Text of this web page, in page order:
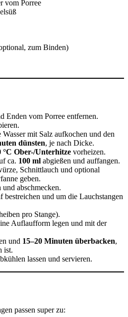
vom Porree
zum Binden)
Enden vom Porree entfernen.
mit Salz aufkochen und den
dünsten, je nach Dicke.
°C Ober-/Unterhitze vorheizen.
ca. 100 ml abgießen und auffangen.
Schnittlauch und optional
geben.
abschmecken.
bestreichen und um die Lauchstangen
pro Stange).
Auflaufform legen und mit der
und 15–20 Minuten überbacken,
ist.
lassen und servieren.
passen super zu: